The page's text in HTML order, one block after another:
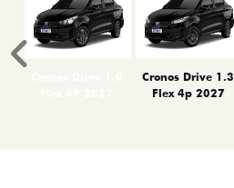
Cronos Drive 1.3
Flex 4p 2027
Anterior